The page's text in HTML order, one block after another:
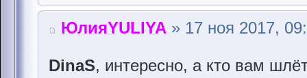
ЮлияYULIYA » 17 ноя 2017,
DinaS, интересно, а кто вам